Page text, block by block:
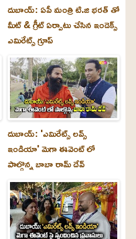
దుబాయ్: ఏపీ మంత్రి టి.జి భరత్ తో
మీట్ & గ్రీట్ ఏర్పాటు చేసిన ఇండెక్స్
ఎమిరేట్స్ గ్రూప్
దుబాయ్‌: 'ఎమిరేట్స్ లవ్స్
ఇండియా' మెగా ఈవెంట్ లో
పాల్గొన్న బాబా రామ్ దేవ్